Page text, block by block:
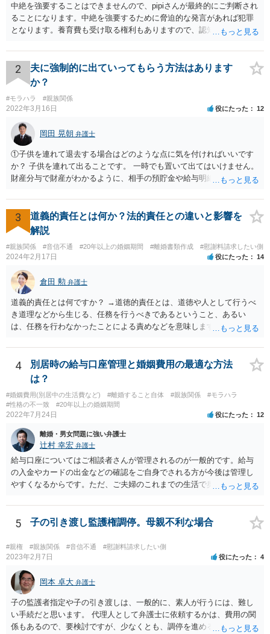
中絶を強要することはできませんので、pipiさんが最終的にご判断され
ることになります。中絶を強要するために脅迫的な発言があれば犯罪
となります。養育費も受け取る権利もありますので、認知等につきお
勧めします。
2
夫に強制的に出ていってもらう方法はあります
か？
#モラハラ #親族関係
2022年3月16日 役にたった 12
岡田 晃朝 弁護士
①子供を連れて退去する場合はどのような点に気を付ければいいです
か？ 子供を連れて出ることです。 一時でも置いて出てはいけません。
財産分与で財産がわかるように、相手の預貯金や給与明細などの記録
ら立ち退かない場合は明渡し請求訴訟を提起することになりますか？
はい。 もっとも、調停の中で明け渡しを打診し、それでも出ないとき
はということになるでしょう。
3
道義的責任とは何か？法的責任との違いと影響を
解説
#親族関係 #音信不通 #20年以上の婚姻期間 #離婚書類作成 #慰謝料請求したい側
2024年2月17日 役にたった 14
倉田 勲 弁護士
道義的責任とは何ですか？ →道徳的責任とは、道徳や人として行うべ
き道理などから生じる、任務を行うべきであるということ、あるい
は、任務を行わなかったことによる責めなどを意味します。 道義的責
則はありませんが、道義的責任を果たさないことで、他人からの信用
を無くす、不遇を受けるなどの一般的にはそのような事実上の不利益
が生じます。
4
別居時の給与口座管理と婚姻費用の最適な方法
は？
#婚姻費用(別居中の生活費など) #離婚すること自体 #親族関係
#モラハラ
#性格の不一致
#20年以上の婚姻期間
2022年7月24日 役にたった 12
離婚・男女問題に強い弁護士
辻村 幸宏 弁護士
給与口座についてはご相談者さんが管理されるのが一般的です。給与
の入金やカードの出金などの確認をご自身でされる方が今後は管理し
やすくなるからです。ただ、ご夫婦のこれまでの生活で奥様が管理さ
しても構わないとは思います。 隠し財産といっても、収入は給与だけ
で隠しようがないでしょうし、今わかっていない財産がないのであれ
はなりますので杞憂ということになろうかと思います。 婚姻費用を渡
さないというおそれを奥様が抱くのはやむない面もあるとは思います
が、ここは信じていただくしかないですし、婚姻費用の金額の合意が
できるかどうかの方が重要だと思います（合意できなれば納得した金
額をもらえないという意味では、奥様の不満は残るからです）。 特別
経費という問題はあるのですが、一般には、収入から婚姻費用は定め
られ、全ての生活費が入っていると見ます。奥様の利益のために支払
っている費用については、婚姻費用から引くことも相当だと思いま
5 子の引き渡し監護権調停。母親不利な場合
#親権 #親族関係 #音信不通 #慰謝料請求したい側
2023年2月7日 役にたった 4
岡本 卓大 弁護士
子の監護者指定や子の引き渡しは、一般的に、素人が行うには、難し
い手続だと思います。 代理人として弁護士に依頼するかは、費用の関
係もあるので、要検討ですが、少なくとも、調停を進める上で、弁護